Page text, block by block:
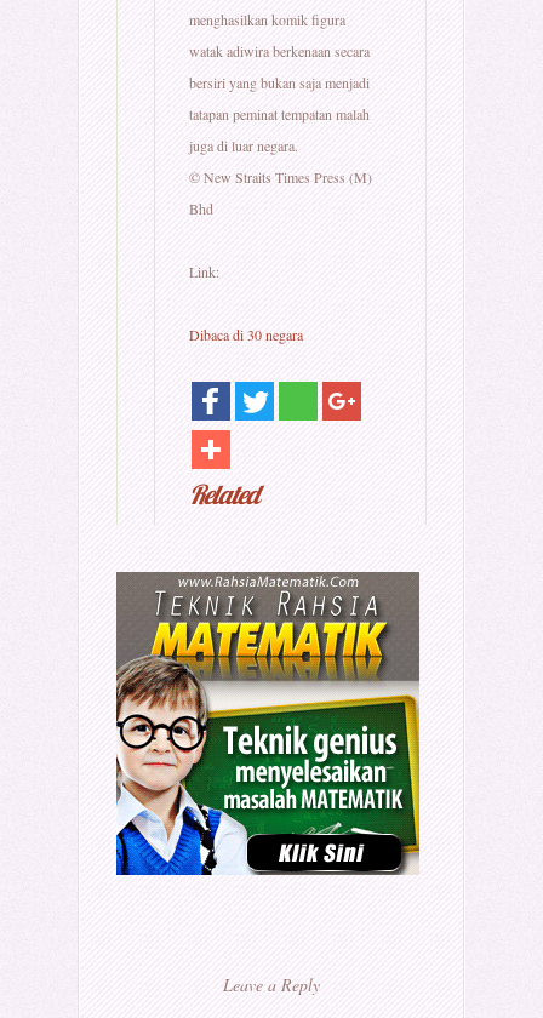
menghasilkan komik figura
watak adiwira berkenaan secara
bersiri yang bukan saja menjadi
tatapan peminat tempatan malah
juga di luar negara.
© New Straits Times Press (M)
Bhd
Link:
Dibaca di 30 negara
Related
Leave a Reply